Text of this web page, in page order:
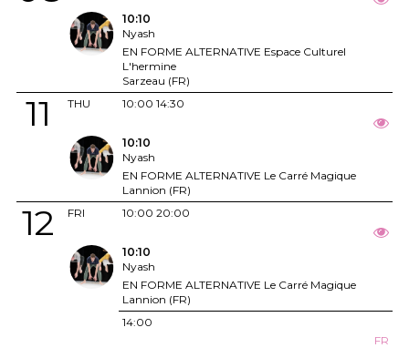
10:10
Nyash
EN FORME ALTERNATIVE Espace Culturel
L'hermine
Sarzeau (FR)
THU
11 10:00 14:30
10:10
Nyash
EN FORME ALTERNATIVE Le Carré Magique
Lannion (FR)
FRI
12 10:00 20:00
10:10
Nyash
EN FORME ALTERNATIVE Le Carré Magique
Lannion (FR)
14:00
FR